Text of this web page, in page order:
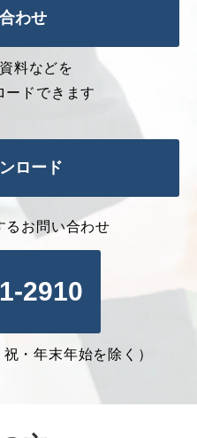
わせ
料などを
ードできます
ロード
るお問い合わせ
2910
・年末年始を除く）